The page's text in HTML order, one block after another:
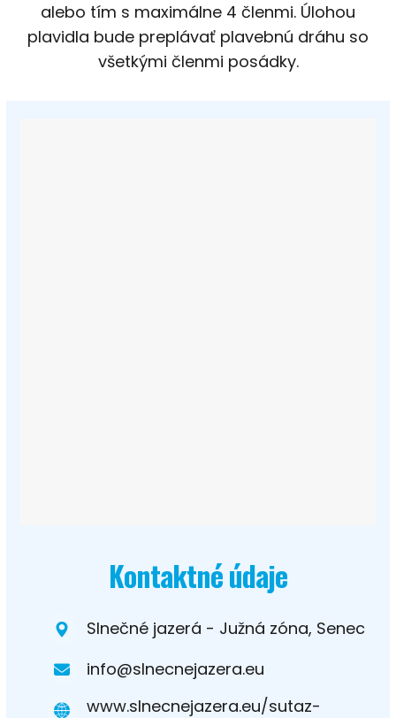
alebo tím s maximálne 4 členmi. Úlohou
plavidla bude preplávať plavebnú dráhu so
všetkými členmi posádky.
Kontaktné údaje
Slnečné jazerá - Južná zóna, Senec
info@slnecnejazera.eu
www.slnecnejazera.eu/sutaz-